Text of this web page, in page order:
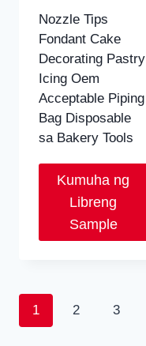
Nozzle Tips
Fondant Cake
Decorating Pastry
Icing Oem
Acceptable Piping
Bag Disposable
sa Bakery Tools
Kumuha ng
Libreng
Sample
1 2 3